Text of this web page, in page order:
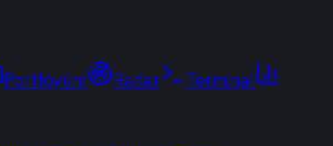
Portföyüm Radar
Terminal